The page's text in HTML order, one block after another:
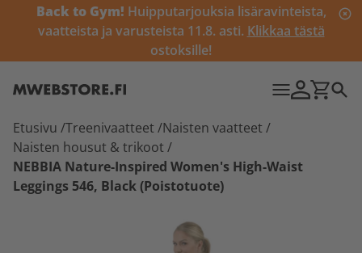
Back to Gym! Huipputarjouksia lisäravinteista,
vaatteista ja varusteista 11.8. asti. Klikkaa tästä
ostoksille!
Etusivu /Treenivaatteet /Naisten vaatteet /
Naisten housut & trikoot /
NEBBIA Nature-Inspired Women's High-Waist
Leggings 546, Black (Poistotuote)